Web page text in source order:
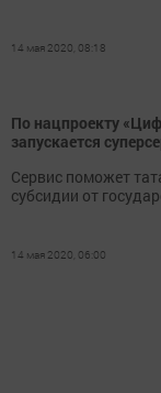
14 мая 2020, 08:18
По нацпроекту
запускается
Сервис поможет
субсидии от
14 мая 2020, 06:00